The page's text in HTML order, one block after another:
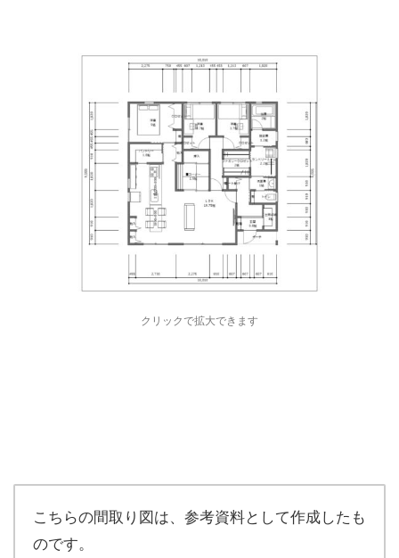
クリックで拡大できます
こちらの間取り図は、参考資料として作成したも
のです。